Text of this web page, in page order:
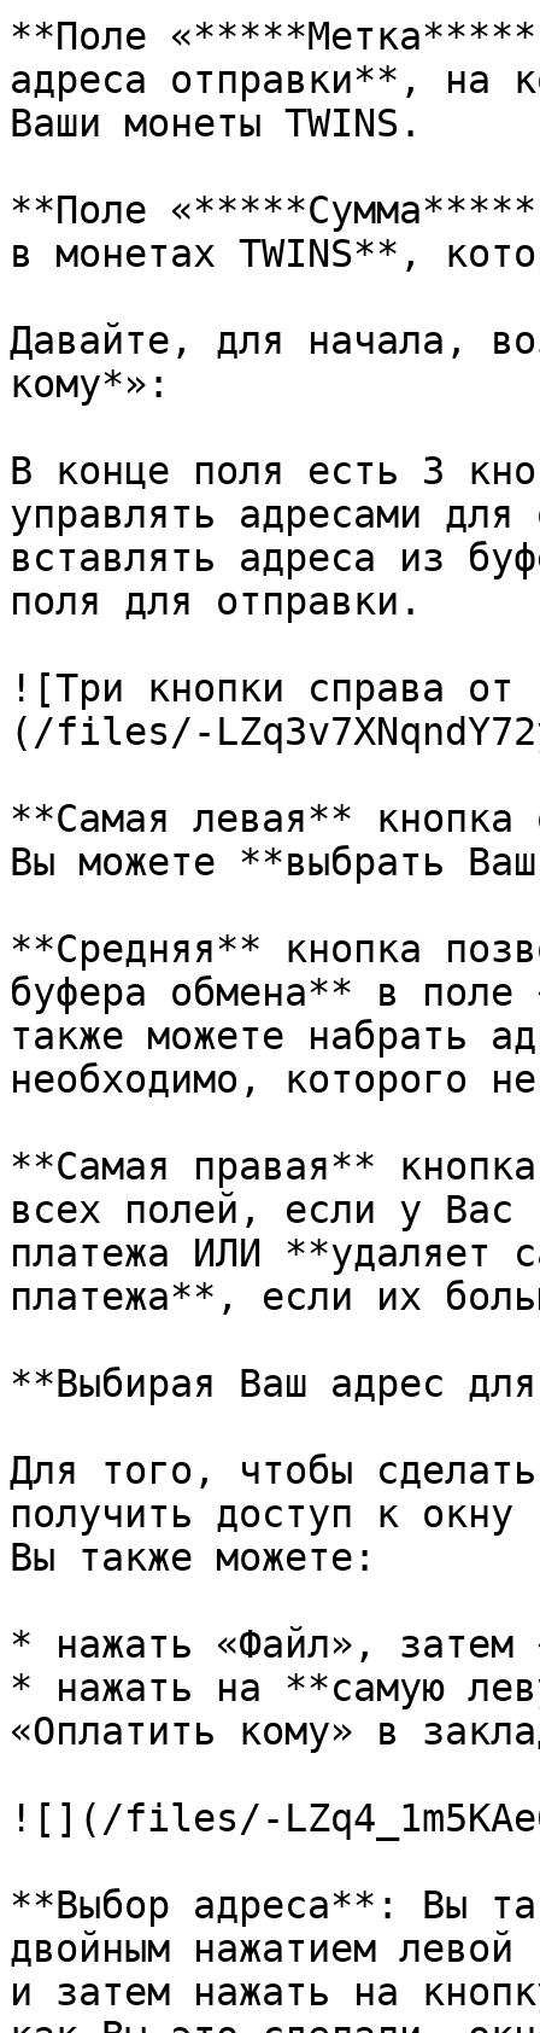
**Поле
адреса отправки**, на
Ваши монеты TWINS.
**Поле
в монетах TWINS**,
Давайте, для начала,
кому*»:
В конце поля есть 3
управлять адресами
вставлять адреса из
поля для отправки.
![Три кнопки справа от
(/files/-
**Самая левая** кнопка
Вы можете **выбрать
**Средняя** кнопка
буфера обмена** в
также можете набрать
необходимо, которого
**Самая правая**
всех полей, если у Вас
платежа ИЛИ **удаляет
платежа**, если их
**Выбирая Ваш адрес
Для того, чтобы
получить доступ к
Вы также можете:
* нажать «Файл», затем
* нажать на **самую
«Оплатить кому» в
![](/files/-
**Выбор адреса**: Вы
двойным нажатием
и затем нажать на